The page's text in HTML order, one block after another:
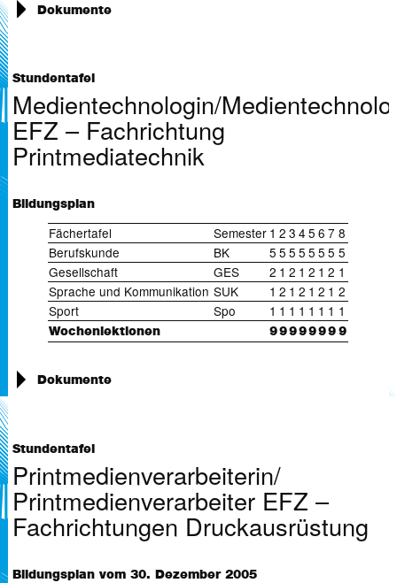
Dokumente
Stundentafel
Medientechnologin/
EFZ – Fachrichtung
Printmediatechnik
Bildungsplan
Fächertafel Semester 1 2 3 4 5 6 7 8
Berufskunde
BK 5 5 5 5 5 5 5 5
Gesellschaft
GES 2 1 2 1 2 1 2 1
Sprache und Kommunikation SUK 1 2 1 2 1 2 1 2
Sport
Spo 1 1 1 1 1 1 1 1
Wochenlektionen 9999999 9
Dokumente
Schullehrplan Medientechnologe Printmediatechnik, 1. Lehrjahr
(
36 KB)
Stundentafel
Printmedienverarbeiterin/
Printmedienverarbeiter EFZ –
Fachrichtungen Druckausrüstung
Bildungsplan vom 30. Dezember 2005